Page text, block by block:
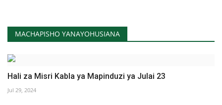
MACHAPISHO YANAYOHUSIANA
Hali za Misri Kabla ya Mapinduzi ya Julai 23
Jul 29, 2024